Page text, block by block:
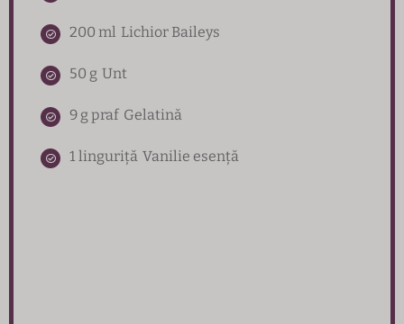
200 ml Lichior Baileys
50 g Unt
9 g praf Gelatină
1 linguriță Vanilie esență